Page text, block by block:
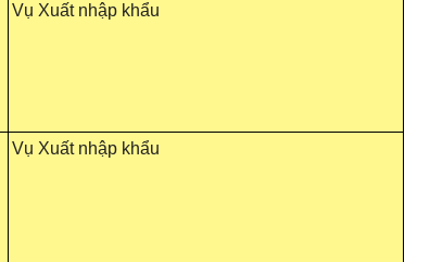
Vụ Xuất nhập khẩu
Vụ Xuất nhập khẩu